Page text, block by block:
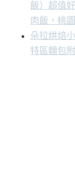
飯）超值
肉飯，桃
朵拉烘焙
特區麵包